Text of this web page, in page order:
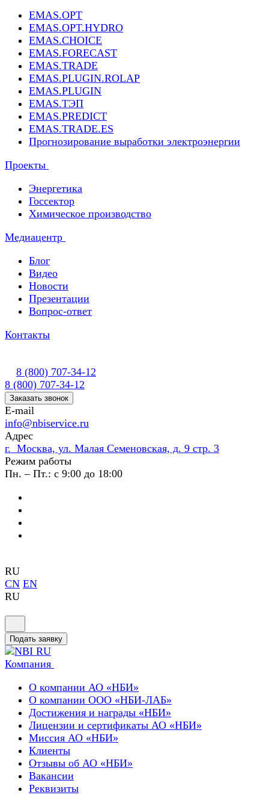
EMAS.OPT
EMAS.OPT.HYDRO
EMAS.CHOICE
EMAS.FORECAST
EMAS.TRADE
EMAS.PLUGIN.ROLAP
EMAS.PLUGIN
EMAS.ТЭП
EMAS.PREDICT
EMAS.TRADE.ES
Прогнозирование выработки электроэнергии
Проекты
Энергетика
Госсектор
Химическое производство
Медиацентр
Блог
Видео
Новости
Презентации
Вопрос-ответ
Контакты
8 (800) 707-34-12
8 (800) 707-34-12
Заказать звонок
E-mail
info@nbiservice.ru
Адрес
г. Москва, ул. Малая Семеновская, д. 9 стр. 3
Режим работы
Пн. – Пт.: с 9:00 до 18:00
RU
CN EN
RU
Подать заявку
Компания
О компании АО «НБИ»
О компании ООО «НБИ-ЛАБ»
Достижения и награды «НБИ»
Лицензии и сертификаты АО «НБИ»
Миссия АО «НБИ»
Клиенты
Отзывы об АО «НБИ»
Вакансии
Реквизиты